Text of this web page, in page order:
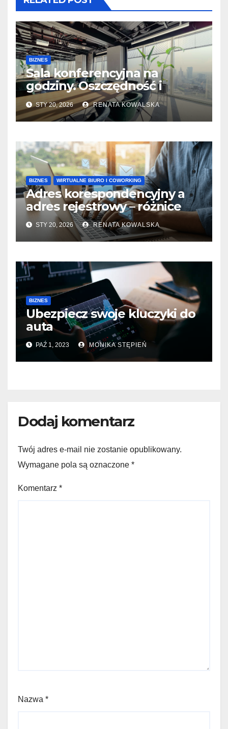
BIZNES
Sala konferencyjna na
godziny. Oszczędność i
wygoda
STY 20, 2026 RENATA KOWALSKA
BIZNES WIRTUALNE BIURO I COWORKING
Adres korespondencyjny a
adres rejestrowy – różnice
STY 20, 2026 RENATA KOWALSKA
BIZNES
Ubezpiecz swoje kluczyki do
auta
PAŹ 1, 2023 MONIKA STĘPIEŃ
Dodaj komentarz
Twój adres e-mail nie zostanie opublikowany.
Wymagane pola są oznaczone *
Komentarz *
Nazwa *